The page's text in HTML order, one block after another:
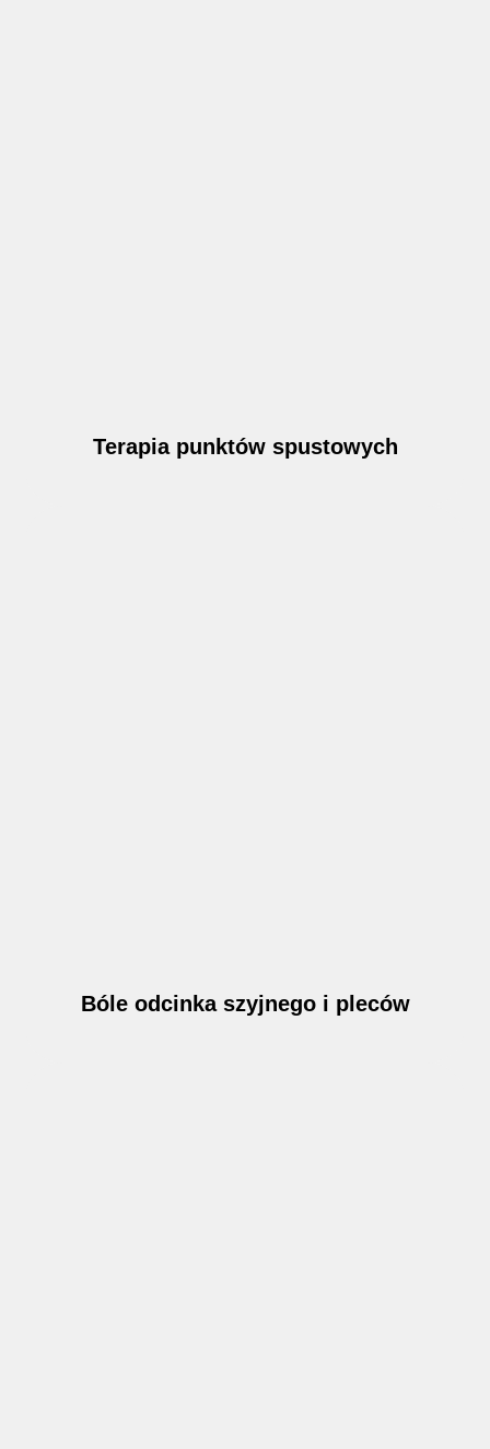
Terapia punktów spustowych
Bóle odcinka szyjnego i pleców